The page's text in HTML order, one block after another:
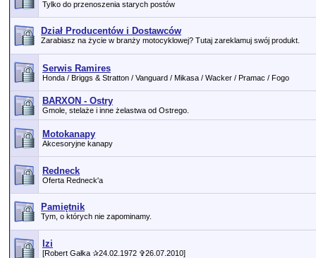
Tylko do przenoszenia starych postów
Dział Producentów i Dostawców
Zarabiasz na życie w branży motocyklowej? Tutaj zareklamuj swój produkt.
Serwis Ramires
Honda / Briggs & Stratton / Vanguard / Mikasa / Wacker / Pramac / Fogo
BARXON - Ostry
Gmole, stelaże i inne żelastwa od Ostrego.
Motokanapy
Akcesoryjne kanapy
Redneck
Oferta Redneck'a
Pamiętnik
Tym, o których nie zapominamy.
Izi
[Robert Gałka ✰24.02.1972 ✞26.07.2010]